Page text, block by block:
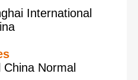
International
Normal